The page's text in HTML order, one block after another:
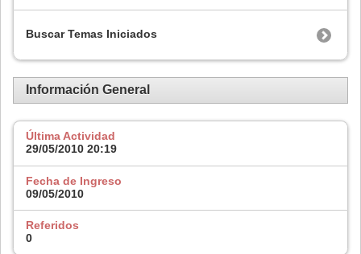
Buscar Temas Iniciados
Información General
Última Actividad
29/05/2010 20:19
Fecha de Ingreso
09/05/2010
Referidos
0